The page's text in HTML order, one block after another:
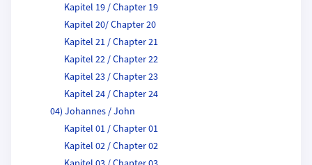
Kapitel 19 / Chapter 19
Kapitel 20/ Chapter 20
Kapitel 21 / Chapter 21
Kapitel 22 / Chapter 22
Kapitel 23 / Chapter 23
Kapitel 24 / Chapter 24
04) Johannes / John
Kapitel 01 / Chapter 01
Kapitel 02 / Chapter 02